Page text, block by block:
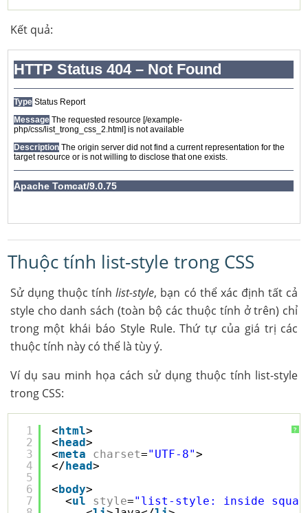
Kết quả:
Thuộc tính list-style trong CSS
Sử dụng thuộc tínhlist-style, bạn có thể xác định tất cả
style cho danh sách (toàn bộ các thuộc tính ở trên) chỉ
trong một khái báo Style Rule. Thứ tự của giá trị các
thuộc tính này có thể là tùy ý.
Ví dụ sau minh họa cách sử dụng thuộc tính list-style
trong CSS:
?
1
2
3
4
5
6
7
<html>
<head>
<meta charset="UTF-8">
</head>
<body>
<ul style="list-style: inside